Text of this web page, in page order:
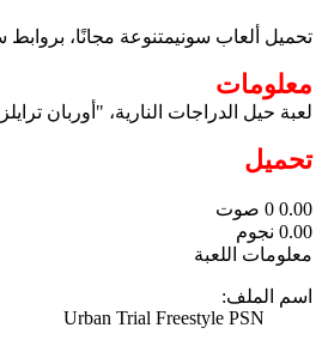
تحميل ألعاب سونيمتنوعة مجانًا،
معلومات
لعبة حيل الدراجات النارية، "أوربان
تحميل
0.00
0 صوت
0.00 نجوم
معلومات اللعبة
اسم الملف:
Urban Trial Freestyle PSN